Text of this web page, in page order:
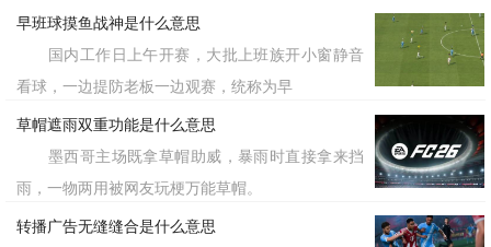
早班球摸鱼战神是什么意思
国内工作日上午开赛，大批上班族开小窗静音
看球，一边提防老板一边观赛，统称为早
草帽遮雨双重功能是什么意思
墨西哥主场既拿草帽助威，暴雨时直接拿来挡
雨，一物两用被网友玩梗万能草帽。
转播广告无缝缝合是什么意思